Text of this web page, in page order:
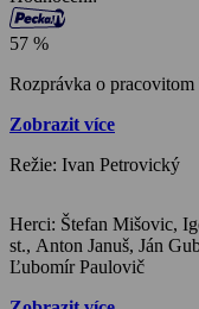
57 %
Rozprávka o
Zobrazit více
Režie: Ivan Petrovický
Herci: Štefan Mišovic, Igor Hrabinský, Tibor Bogdan, Emil Horváth
st., Anton Januš, Ján Gubala, Martin Horňák, Mária Bálintová,
Ľubomír Paulovič